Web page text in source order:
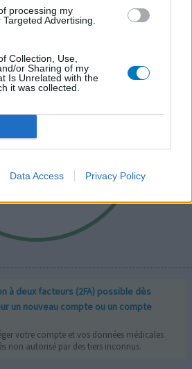
processing my
Advertising.
Collection, Use,
or Sharing of my
Is Unrelated with the
it was collected.
Data Access Privacy Policy
à deux facteurs (2FA) possible dès
un nouveau compte ou un compte
votre compte et vos données médicales
non autorisé par des tiers inconnus.